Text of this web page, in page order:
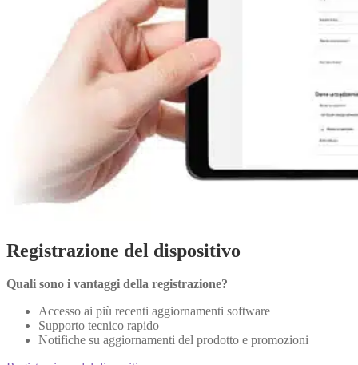
Registrazione del dispositivo
Quali sono i vantaggi della registrazione?
Accesso ai più recenti aggiornamenti software
Supporto tecnico rapido
Notifiche su aggiornamenti del prodotto e promozioni